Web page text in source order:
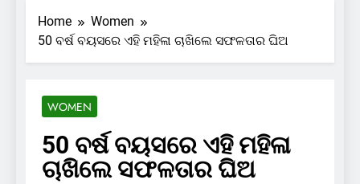
Home
Women
50 ବର୍ଷ ବୟସରେ ଏହି ମହିଳା ଚାଖିଲେ ସଫଳତାର ଘିଅ
WOMEN
50 ବର୍ଷ ବୟସରେ ଏହି ମହିଳା
ଚାଖିଲେ ସଫଳତାର ଘିଅ